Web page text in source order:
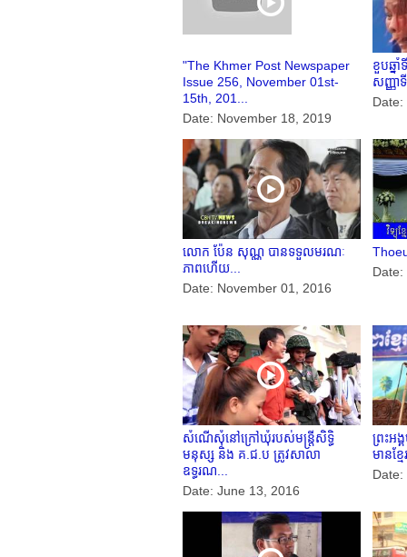
"The Khmer Post Newspaper
Issue 256, November 01st-
15th, 201...
Date: November 18, 2019
ខួបឆ្ន
សញ្ញា
លោក ប៉ែន សុណ្ណ បានទទួលមរណៈ
ភាពហើយ...
Date: November 01, 2016
Date:
សំណើសុំនៅក្រៅឃុំរបស់មន្ត្រីសិទ្ធិ
មនុស្ស និង គ.ជ.ប ត្រូវសាលា
ឧទ្ធរណ...
Date: June 13, 2016
ព្រះអ
មានខ្ម